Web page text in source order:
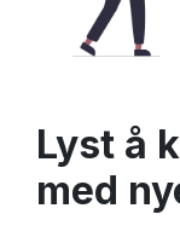
Lyst å
med